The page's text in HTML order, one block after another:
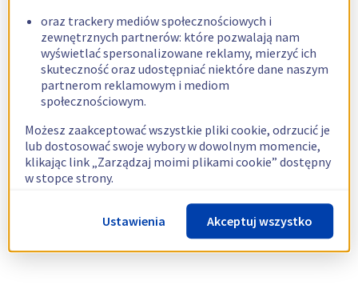
oraz trackery mediów społecznościowych i
zewnętrznych partnerów: które pozwalają nam
wyświetlać spersonalizowane reklamy, mierzyć ich
skuteczność oraz udostępniać niektóre dane naszym
partnerom reklamowym i mediom
społecznościowym.
Możesz zaakceptować wszystkie pliki cookie, odrzucić je
lub dostosować swoje wybory w dowolnym momencie,
klikając link „Zarządzaj moimi plikami cookie” dostępny
w stopce strony.
Więcej informacji znajdziesz w naszejpolityce
dotyczącej wykorzystywania plików cookie.
Ustawienia Akceptuj wszystko